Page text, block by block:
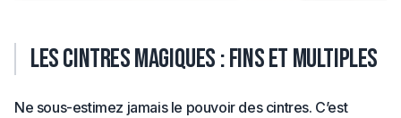
Les cintres magiques : fins et multiples
Ne sous-estimez jamais le pouvoir des cintres. C’est